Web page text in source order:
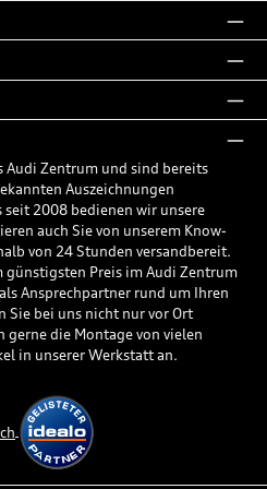
Audi Zentrum und sind bereits
Auszeichnungen
2008 bedienen wir unsere
auch Sie von unserem Know-
von 24 Stunden versandbereit.
günstigsten Preis im Audi Zentrum
Ansprechpartner rund um Ihren
Sie bei uns nicht nur vor Ort
die Montage von vielen
in unserer Werkstatt an.